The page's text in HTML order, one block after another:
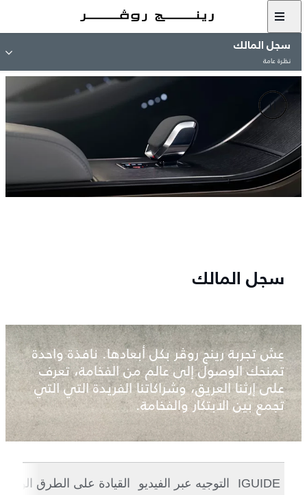
سجل المالك
نظرة عامة
سجل المالك
عِش تجربة رينج روڤر بكل أبعادها. نافذة واحدة
تمنحك الوصول إلى عالم من الفخامة، تعرف
على إرثنا العريق، وشراكاتنا الفريدة التي التي
تجمع بين الابتكار والفخامة.
IGUIDE التوجيه عبر الفيديو القيادة على الطرق الوعرة